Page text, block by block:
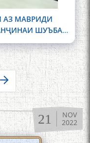
АЗ МАВРИДИ
ШУЪБАИ
ДАР
БА НОМИ
ИНСТИТУТИ
НАВБАТӢ
ДАВЛАТӢ ВА
21
NOV
2022